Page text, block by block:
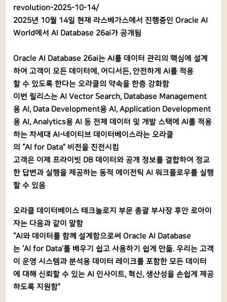
revolution-2025-10-14/
2025년 10월 14일 현재 라스베가스에서 진행중인 Oracle AI
World에서 AI Database 26ai가 공개됨
Oracle AI Database 26ai는 AI를 데이터 관리의 핵심에 설계
하여 고객이 모든 데이터에, 어디서든, 안전하게 AI를 적용
할 수 있도록 한다는 오라클의 약속을 한층 강화함
이번 릴리스는 AI Vector Search, Database Management
용 AI, Data Development용 AI, Application Development
용 AI, Analytics용 AI 등 전체 데이터 및 개발 스택에 AI를 적용
하는 차세대 AI-네이티브 데이터베이스라는 오라클
의 “AI for Data” 비전을 진전시킴
고객은 이제 프라이빗 DB 데이터와 공개 정보를 결합하여 정교
한 답변과 실행을 제공하는 동적 에이전틱 AI 워크플로우를 실행
할 수 있음
오라클 데이터베이스 테크놀로지 부문 총괄 부사장 후안 로아이
자는 다음과 같이 말함
“AI와 데이터를 함께 설계함으로써 Oracle AI Database
는 ‘AI for Data’를 배우기 쉽고 사용하기 쉽게 만듦. 우리는 고객
이 운영 시스템과 분석용 데이터 레이크를 포함한 모든 데이터
에 대해 신뢰할 수 있는 AI 인사이트, 혁신, 생산성을 손쉽게 제공
하도록 지원함”